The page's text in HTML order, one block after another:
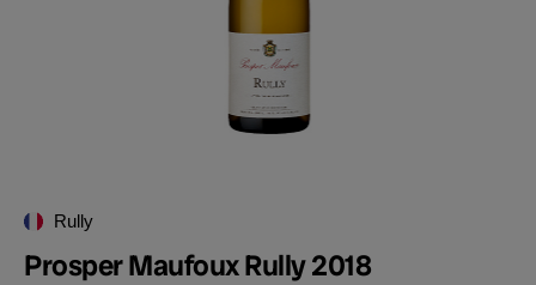
Rully
Prosper Maufoux Rully 2018